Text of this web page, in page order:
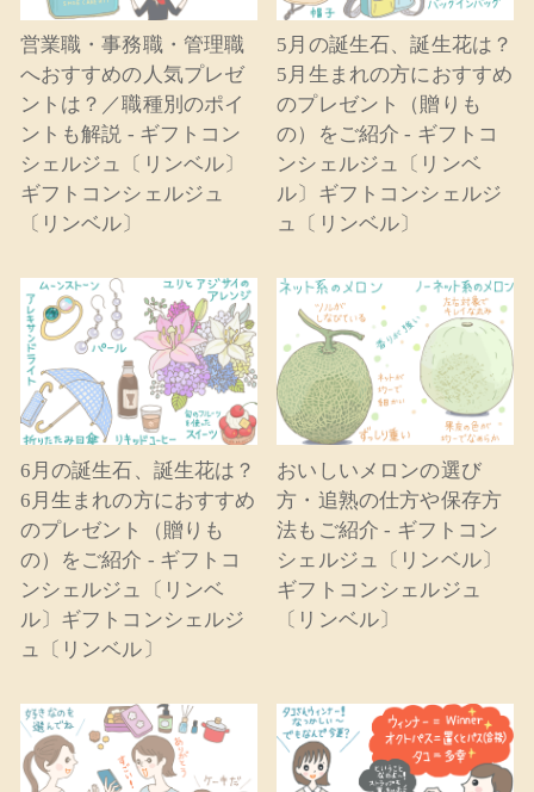
営業職・事務職・管理職
へおすすめの人気プレゼ
ントは？／職種別のポイ
ントも解説 - ギフトコン
シェルジュ〔リンベル〕
ギフトコンシェルジュ
〔リンベル〕
5月の誕生石、誕生花は？
5月生まれの方におすすめ
のプレゼント（贈りも
の）をご紹介 - ギフトコ
ンシェルジュ〔リンベ
ル〕ギフトコンシェルジ
ュ〔リンベル〕
6月の誕生石、誕生花は？
6月生まれの方におすすめ
のプレゼント（贈りも
の）をご紹介 - ギフトコ
ンシェルジュ〔リンベ
ル〕ギフトコンシェルジ
ュ〔リンベル〕
おいしいメロンの選び
方・追熟の仕方や保存方
法もご紹介 - ギフトコン
シェルジュ〔リンベル〕
ギフトコンシェルジュ
〔リンベル〕